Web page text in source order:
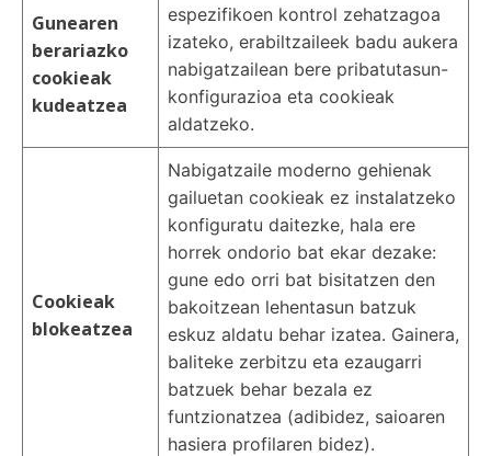
Gunearen
berariazko
cookieak
kudeatzea
espezifikoen kontrol zehatzagoa
izateko, erabiltzaileek badu aukera
nabigatzailean bere pribatutasun-
konfigurazioa eta cookieak
aldatzeko.
Cookieak
blokeatzea
Nabigatzaile moderno gehienak
gailuetan cookieak ez instalatzeko
konfiguratu daitezke, hala ere
horrek ondorio bat ekar dezake:
gune edo orri bat bisitatzen den
bakoitzean lehentasun batzuk
eskuz aldatu behar izatea. Gainera,
baliteke zerbitzu eta ezaugarri
batzuek behar bezala ez
funtzionatzea (adibidez, saioaren
hasiera profilaren bidez).